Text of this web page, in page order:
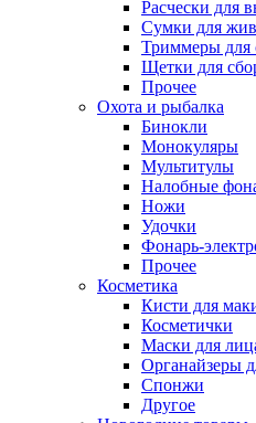
Расчески для
Сумки для
Триммеры для
Щетки для
Прочее
Охота и рыбалка
Бинокли
Монокуляры
Мультитулы
Налобные
Ножи
Удочки
Фонарь-
Прочее
Косметика
Кисти для
Косметички
Маски для
Органайзеры
Спонжи
Другое